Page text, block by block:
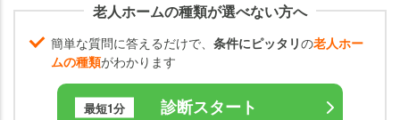
老人ホームの種類が選べない方へ
簡単な質問に答えるだけで、 条件にピッタリの老人ホー
ムの種類がわかります
最短1分 診断スタート
費
老
人